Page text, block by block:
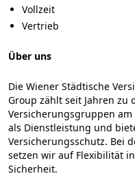
Vollzeit
Vertrieb
Über uns
Die Wiener Städtische
Group zählt seit Jahren zu
Versicherungsgruppen
als Dienstleistung und
Versicherungsschutz. Bei
setzen wir auf Flexibilität
Sicherheit.